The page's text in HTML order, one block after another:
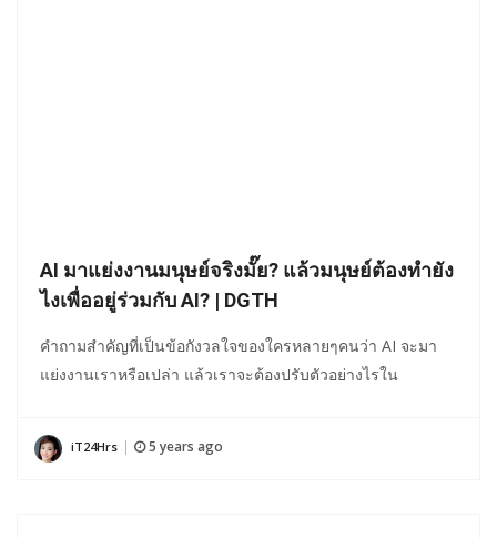
AI มาแย่งงานมนุษย์จริงมั๊ย? แล้วมนุษย์ต้องทำยัง
ไงเพื่ออยู่ร่วมกับ AI? | DGTH
คำถามสำคัญที่เป็นข้อกังวลใจของใครหลายๆคนว่า AI จะมา
แย่งงานเราหรือเปล่า แล้วเราจะต้องปรับตัวอย่างไรใน
iT24Hrs 5 years ago